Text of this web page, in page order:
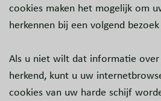
cookies maken het mogelijk om
herkennen bij een volgend
Als u niet wilt dat informatie
herkend, kunt u uw
cookies van uw harde schijf